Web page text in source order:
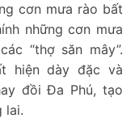
cơn mưa rào bất
những cơn mưa
“thợ săn mây”.
hiện dày đặc và
đồi Đa Phú, tạo
lai.